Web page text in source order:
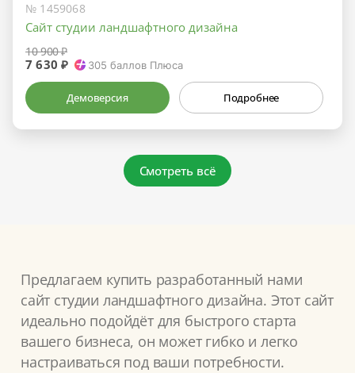
№ 1459068
Сайт студии ландшафтного дизайна
10 900 ₽
7 630 ₽ 305 баллов Плюса
Демоверсия Подробнее
Смотреть всё
Предлагаем купить разработанный нами
сайт студии ландшафтного дизайна. Этот сайт
идеально подойдёт для быстрого старта
вашего бизнеса, он может гибко и легко
настраиваться под ваши потребности.